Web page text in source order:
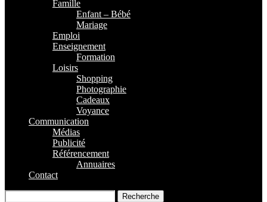
Famille
Enfant – Bébé
Mariage
Emploi
Enseignement
Formation
Loisirs
Shopping
Photographie
Cadeaux
Voyance
Communication
Médias
Publicité
Référencement
Annuaires
Contact
Recherche